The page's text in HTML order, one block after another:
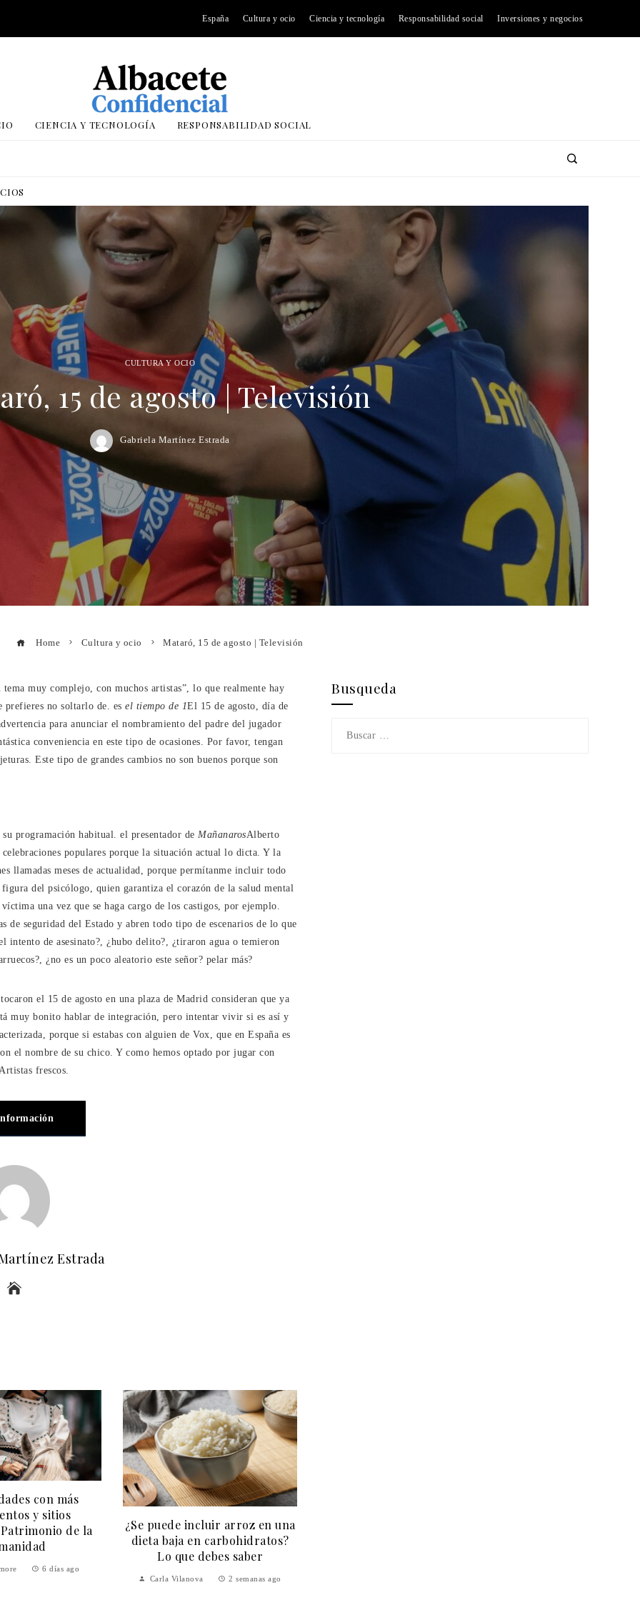
España Cultura y ocio Ciencia y tecnología Responsabilidad social Inversiones y negocios
CIENCIA Y TECNOLOGÍA RESPONSABILIDAD SOCIAL
CULTURA Y OCIO
15 de agosto | Televisión
Gabriela Martínez Estrada
Home Cultura y ocio Mataró, 15 de agosto | Televisión
muy complejo, con muchos artistas”, lo que realmente hay
prefieres no soltarlo de. es el tiempo de 1El 15 de agosto, día de
para anunciar el nombramiento del padre del jugador
conveniencia en este tipo de ocasiones. Por favor, tengan
Este tipo de grandes cambios no son buenos porque son
programación habitual. el presentador de MañanarosAlberto
populares porque la situación actual lo dicta. Y la
llamadas meses de actualidad, porque permítanme incluir todo
del psicólogo, quien garantiza el corazón de la salud mental
una vez que se haga cargo de los castigos, por ejemplo.
de seguridad del Estado y abren todo tipo de escenarios de lo que
intento de asesinato?, ¿hubo delito?, ¿tiraron agua o temieron
¿no es un poco aleatorio este señor? pelar más?
el 15 de agosto en una plaza de Madrid consideran que ya
muy bonito hablar de integración, pero intentar vivir si es así y
porque si estabas con alguien de Vox, que en España es
el nombre de su chico. Y como hemos optado por jugar con
frescos.
Estrada
arroz en una
carbohidratos?
saber
Kaylee Hottle, joven actriz
estadounidense, fallece en
accidente de tránsito en
Busqueda